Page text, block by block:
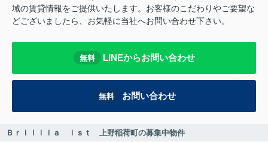
域の賃貸情報をご提供いたします。お客様のこだわりやご要望な
どございましたら、お気軽に当社へお問い合わせ下さい。
無料 LINEからお問い合わせ
無料 お問い合わせ
Ｂｒｉｌｌｉａ ｉｓｔ 上野稲荷町の募集中物件